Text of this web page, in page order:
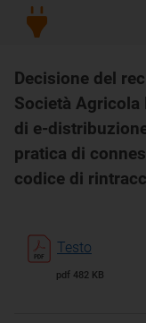
Decisione del
Società
di e-
pratica di
codice di
Testo
pdf 482 KB